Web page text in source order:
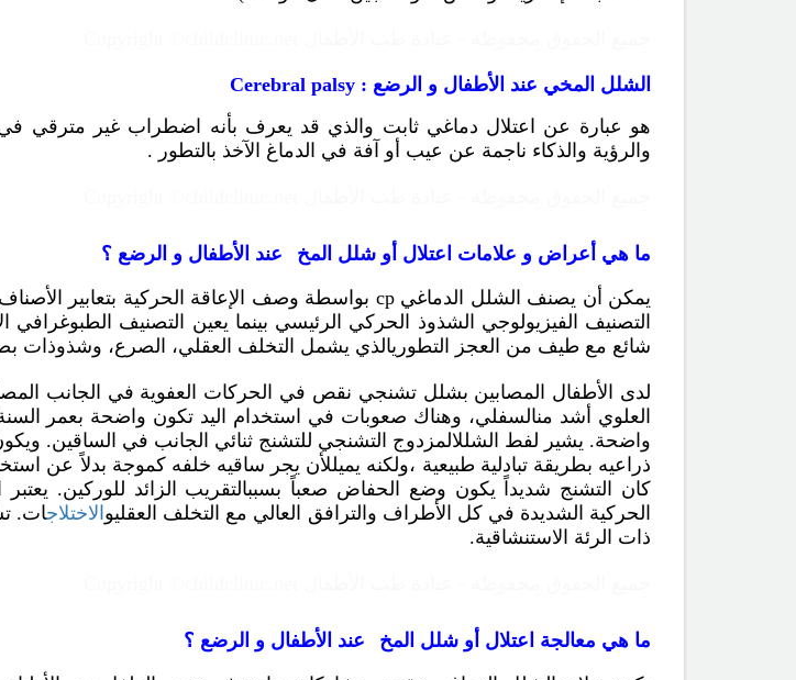
الشلل المخي عند الأطفال و الرضع :
Cerebral palsy
هو عبارة عن اعتلال دماغي ثابت والذي قد يعرف بأنه اضطراب غير مترقي
والرؤية والذكاء ناجمة عن عيب أو آفة في الدماغ الآخذ بالتطور .
ما هي أعراض و علامات اعتلال أو شلل المخ
عند الأطفال و الرضع ؟
يمكن أن يصنف الشلل الدماغي cp بواسطة وصف الإعاقة الحركية بتعابير الأصناف
التصنيف الفيزيولوجي الشذوذ الحركي الرئيسي بينما يعين التصنيف الطبوغرافي
شائع مع طيف من العجز التطوريالذي يشمل التخلف العقلي، الصرع، وشذوذات
لدى الأطفال المصابين بشلل تشنجي نقص في الحركات العفوية في الجانب
واضحة. يشير لفط الشللالمزدوج التشنجي للتشنج ثنائي الجانب في الساقين.
ذراعيه بطريقة تبادلية طبيعية ،ولكنه يميللأن يجر ساقيه خلفه كموجة بدلاً عن
كان التشنج شديداً يكون وضع الحفاض صعباً بسببالتقريب الزائد للوركين.
الحركية الشديدة في كل الأطراف والترافق العالي مع التخلف العقليو الاختلاجات.
ذات الرئة الاستنشاقية.
ما هي معالجة اعتلال أو شلل المخ
عند الأطفال و الرضع ؟